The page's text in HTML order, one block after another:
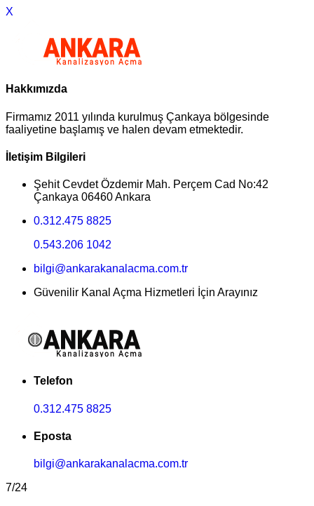
X
Hakkımızda
Firmamız 2011 yılında kurulmuş Çankaya bölgesinde
faaliyetine başlamış ve halen devam etmektedir.
İletişim Bilgileri
Şehit Cevdet Özdemir Mah. Perçem Cad No:42
Çankaya 06460 Ankara
0.312.475 8825
0.543.206 1042
bilgi@ankarakanalacma.com.tr
Güvenilir Kanal Açma Hizmetleri İçin Arayınız
Telefon
0.312.475 8825
Eposta
bilgi@ankarakanalacma.com.tr
7/24